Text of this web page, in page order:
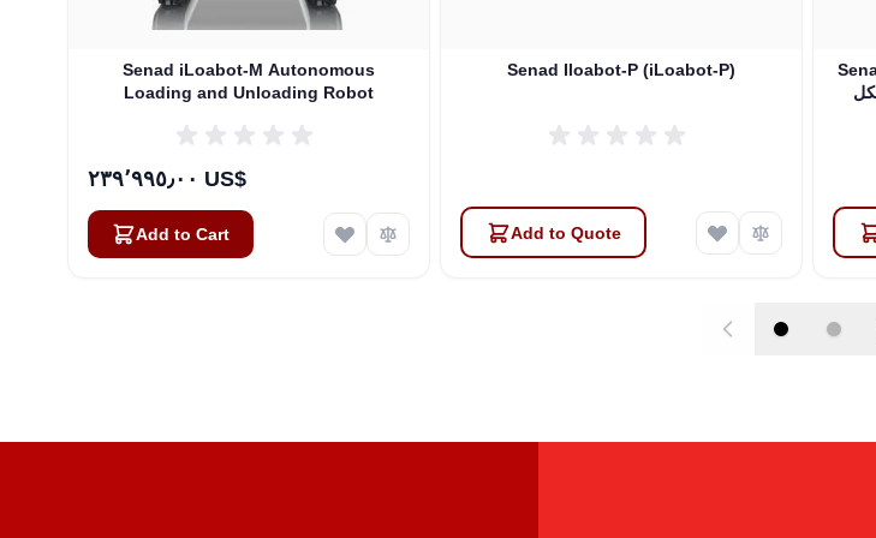
Senad iLoabot-M Autonomous
Loading and Unloading Robot
٢٣٩٬٩٩٥٫٠٠ US$
Add to Cart
Senad Iloabot-P (iLoabot-P)
Add to Quote